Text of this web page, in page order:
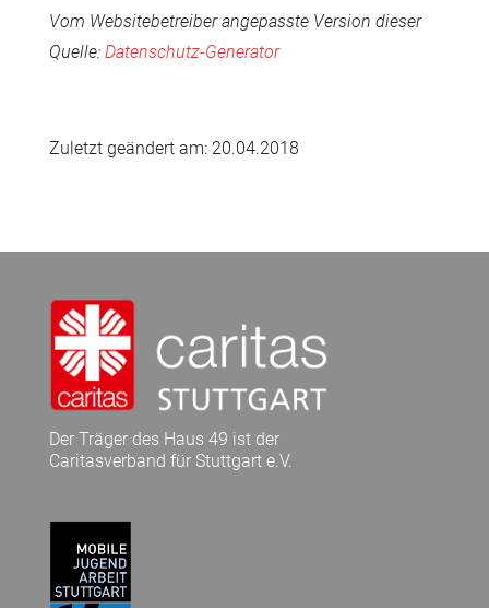
Vom Websitebetreiber angepasste Version dieser
Quelle: Datenschutz-Generator
Zuletzt geändert am: 20.04.2018
Der Träger des Haus 49 ist der
Caritasverband für Stuttgart e.V.